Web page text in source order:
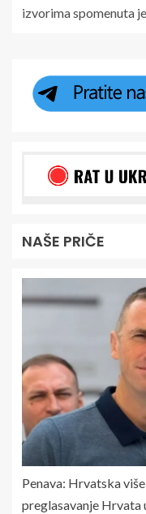
izvorima spomenuta
NAŠE PRIČE
Penava: Hrvatska
preglasavanje Hrvata